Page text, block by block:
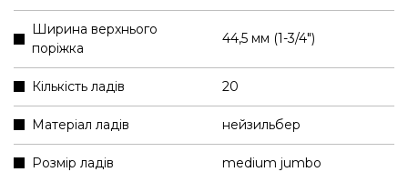
Ширина верхнього
поріжка
44,5 мм (1-3/4″)
Кількість ладів 20
Матеріал ладів нейзильбер
Розмір ладів medium jumbo